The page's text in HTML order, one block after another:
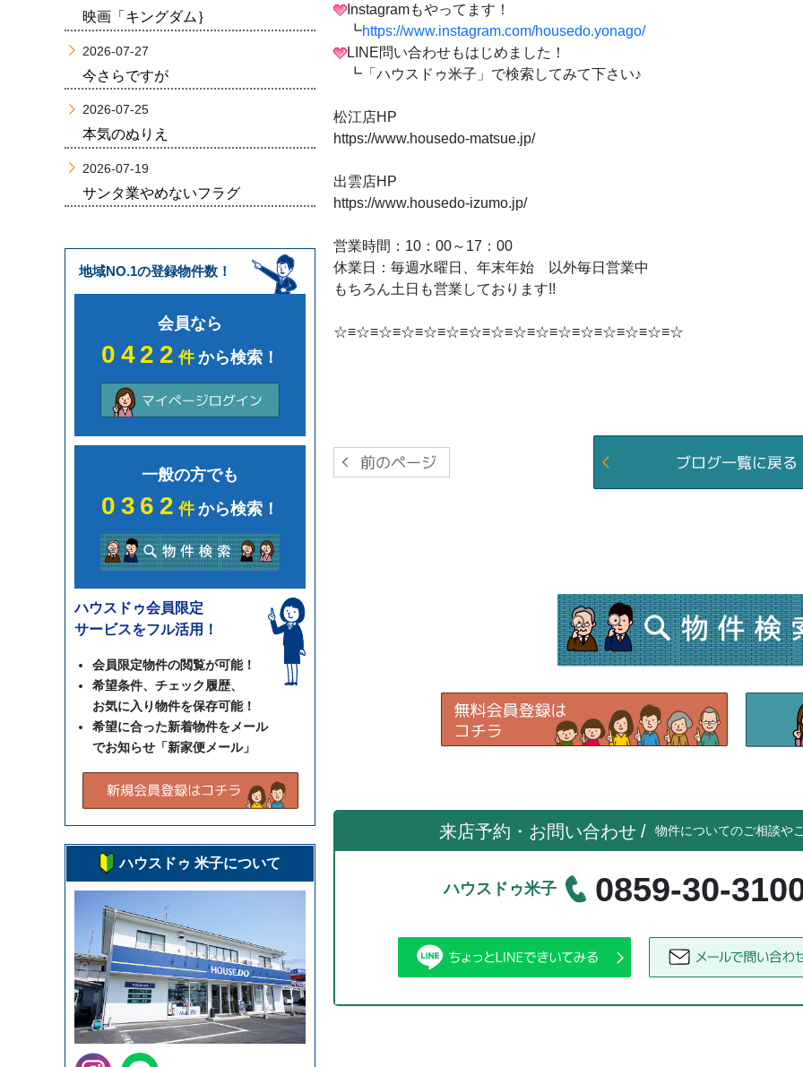
Instagramもやってます！
┗https://www.instagram.com/housedo.yonago/
LINE問い合わせもはじめました！
┗「ハウスドゥ米子」で検索してみて下さい♪
松江店HP
https://www.housedo-matsue.jp/
出雲店HP
https://www.housedo-izumo.jp/
営業時間：10：00～17：00
休業日：毎週水曜日、年末年始 以外毎日営業中
もちろん土日も営業しております!!
☆≡☆≡☆≡☆≡☆≡☆≡☆≡☆≡☆≡☆≡☆≡☆≡☆≡☆≡☆≡☆
来店予約・お問い合わせ / 物件についてのご相談や
ハウスドゥ米子 0859-30-
映画「キングダム｝
2026-07-27
今さらですが
2026-07-25
本気のぬりえ
2026-07-19
サンタ業やめないフラグ
地域NO.1の登録物件数！
会員なら
0422件から検索！
一般の方でも
0362件から検索！
ハウスドゥ会員限定
サービスをフル活用！
会員限定物件の閲覧が可能！
希望条件、チェック履歴、
お気に入り物件を保存可能！
希望に合った新着物件をメール
でお知らせ「新家便メール」
ハウスドゥ 米子について